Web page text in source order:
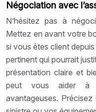
Négociation avec
N’hésitez pas à
Mettez en avant votre
si vous êtes client
pertinent qui pourrait
présentation claire et
peut vous aider à
avantageuses.